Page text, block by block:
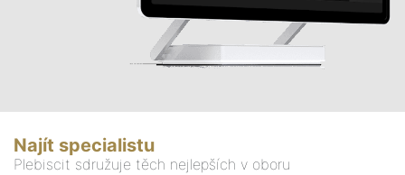
Najít specialistu
Plebiscit sdružuje těch nejlepších v oboru